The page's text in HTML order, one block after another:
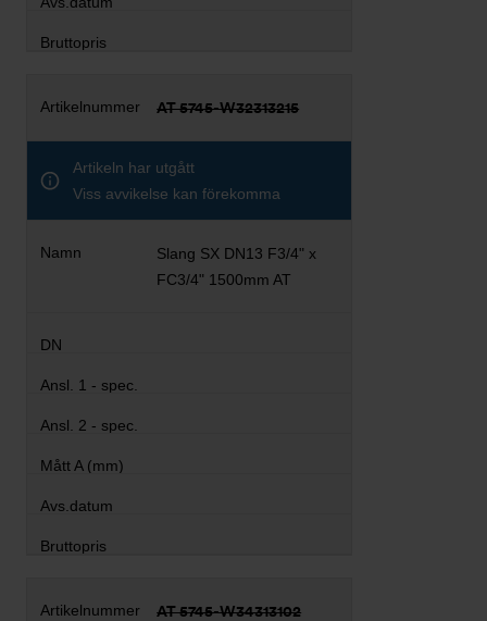
AT 5745-W32313215
Artikeln har utgått
Viss avvikelse kan förekomma
Slang SX DN13 F3/4" x
FC3/4" 1500mm AT
AT 5745-W34313102